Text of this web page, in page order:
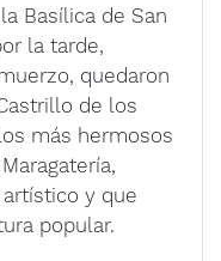
Basílica de San
la tarde,
quedaron
de los
más hermosos
y que
popular.